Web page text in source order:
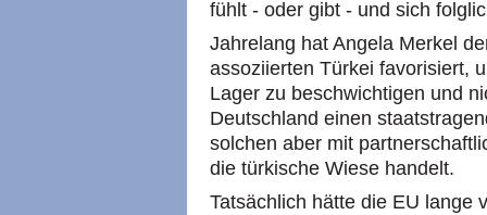
fühlt - oder gibt - und sich
Jahrelang hat Angela Merkel
assoziierten Türkei favorisiert,
Lager zu beschwichtigen und
Deutschland einen
solchen aber mit
die türkische Wiese handelt.
Tatsächlich hätte die EU lange